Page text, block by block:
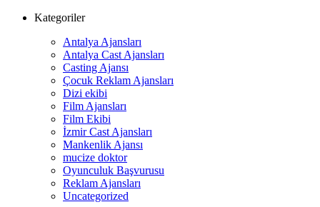
Kategoriler
Antalya Ajansları
Antalya Cast Ajansları
Casting Ajansı
Çocuk Reklam Ajansları
Dizi ekibi
Film Ajansları
Film Ekibi
İzmir Cast Ajansları
Mankenlik Ajansı
mucize doktor
Oyunculuk Başvurusu
Reklam Ajansları
Uncategorized